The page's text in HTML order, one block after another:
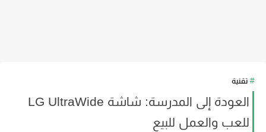
تقنية
العودة إلى المدرسة: شاشة LG UltraWide
للعب والعمل للبيع